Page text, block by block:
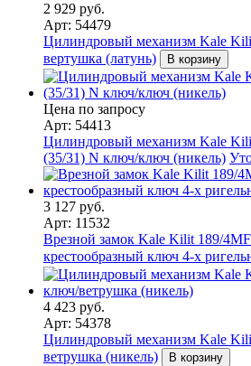
2 929 руб.
Арт: 54479
Цилиндровый механизм Kale
вертушка (латунь)
В корзину
Цена по запросу
Арт: 54413
Цилиндровый механизм Kale
(35/31) N ключ/ключ (никель)
3 127 руб.
Арт: 11532
Врезной замок Kale Kilit 189/
крестообразный ключ 4-х
4 423 руб.
Арт: 54378
Цилиндровый механизм Kale
ветрушка (никель)
В корзину